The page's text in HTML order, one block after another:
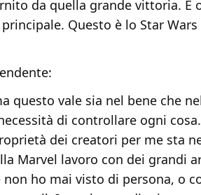
da quella grande vittoria. E
Questo è lo Star
questo vale sia nel bene che
di controllare ogni
dei creatori per me sta
Marvel lavoro con dei grandi
ho mai visto di persona, o